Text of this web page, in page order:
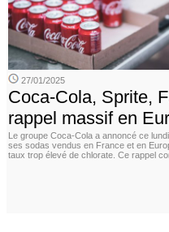
27/01/2025
Coca-Cola, Sprite,
rappel massif en
Le groupe Coca-Cola a annoncé ce
ses sodas vendus en France et en
taux trop élevé de chlorate. Ce rappel